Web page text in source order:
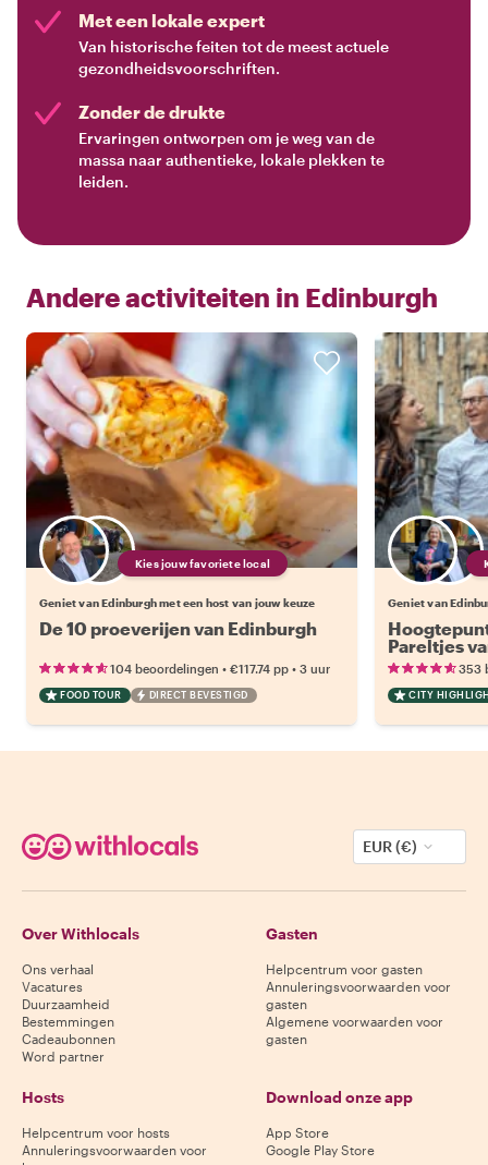
Met een lokale expert
Van historische feiten tot de meest actuele
gezondheidsvoorschriften.
Zonder de drukte
Ervaringen ontworpen om je weg van de
massa naar authentieke, lokale plekken te
leiden.
Andere activiteiten in Edinburgh
Kies jouw favoriete local
Geniet van Edinburgh met een host van jouw keuze
De 10 proeverijen van Edinburgh
104 beoordelingen • €117.74 pp • 3 uur
FOOD TOUR DIRECT BEVESTIGD
Geniet van
Pareltjes
353
CITY
EUR (€)
Over Withlocals
Ons verhaal
Vacatures
Duurzaamheid
Bestemmingen
Cadeaubonnen
Word partner
Gasten
Helpcentrum voor gasten
Annuleringsvoorwaarden voor
gasten
Algemene voorwaarden voor
gasten
Hosts
Helpcentrum voor hosts
Annuleringsvoorwaarden voor
Download onze app
App Store
Google Play Store